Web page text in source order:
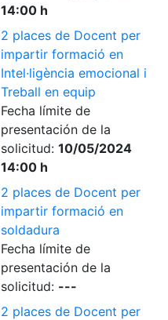
14:00 h
2 places de Docent per
impartir formació en
Intel·ligència emocional i
Treball en equip
Fecha límite de
presentación de la
solicitud: 10/05/2024
14:00 h
2 places de Docent per
impartir formació en
soldadura
Fecha límite de
presentación de la
solicitud: ---
2 places de Docent per